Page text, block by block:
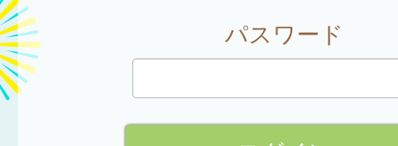
パスワード